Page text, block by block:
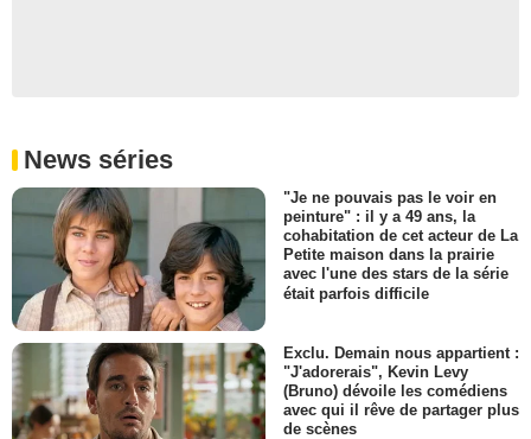
News séries
"Je ne pouvais pas le voir en
peinture" : il y a 49 ans, la
cohabitation de cet acteur de La
Petite maison dans la prairie
avec l'une des stars de la série
était parfois difficile
Exclu. Demain nous appartient :
"J'adorerais", Kevin Levy
(Bruno) dévoile les comédiens
avec qui il rêve de partager plus
de scènes